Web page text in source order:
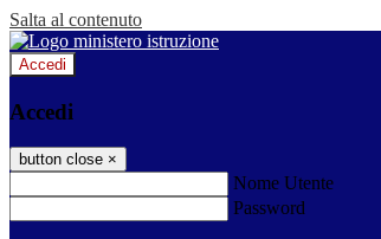
Salta al contenuto
Accedi
Accedi
button close ×
Nome Utente
Password